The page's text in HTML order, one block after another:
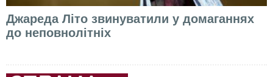
Джареда Літо звинуватили у домаганнях
до неповнолітніх